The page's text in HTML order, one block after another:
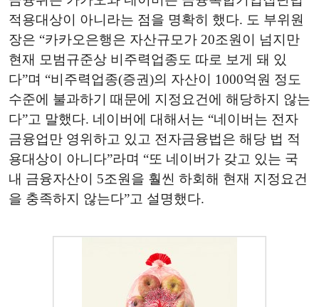
적용대상이 아니라는 점을 명확히 했다. 도 부위원
장은 “카카오은행은 자산규모가 20조원이 넘지만
현재 모범규준상 비주력업종도 따로 보게 돼 있
다”며 “비주력업종(증권)의 자산이 1000억원 정도
수준에 불과하기 때문에 지정요건에 해당하지 않는
다”고 말했다. 네이버에 대해서는 “네이버는 전자
금융업만 영위하고 있고 전자금융법은 해당 법 적
용대상이 아니다”라며 “또 네이버가 갖고 있는 국
내 금융자산이 5조원을 훨씬 하회해 현재 지정요건
을 충족하지 않는다”고 설명했다.